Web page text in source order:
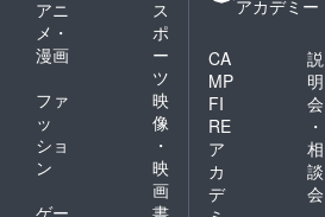
アニ
メ・
漫画
ス
ポ
ー
ツ
ファ
ッ
ショ
ン
映
像
・
映
画
アカデミー
CA
MP
FI
RE
ア
カ
デ
説
明
会
・
相
談
会